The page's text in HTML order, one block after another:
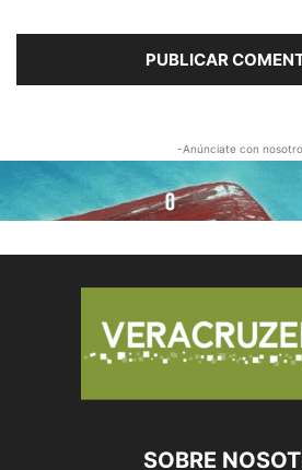
-Anúnciate con
SOBRE